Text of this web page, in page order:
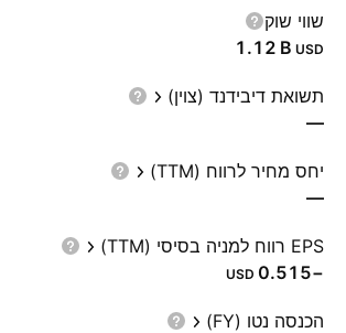
שווי שוק
‪1.12 B‬ USD
תשואת דיבידנד (צוין)
—
יחס מחיר לרווח (TTM)
—
EPS רווח למניה בסיסי (TTM)
−0.515
USD
הכנסה נטו (FY)